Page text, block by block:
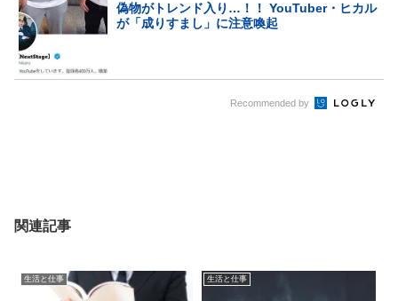
偽物がトレンド入り…！！ YouTuber・ヒカル
が「成りすまし」に注意喚起
Recommended by
関連記事
生活と仕事 生活と仕事